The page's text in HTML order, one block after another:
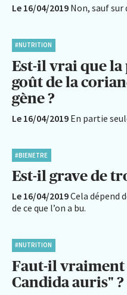
Le 16/04/2019 Non, sauf sur
#NUTRITION
Est-il vrai que
goût de la
gène ?
Le 16/04/2019 En partie
#BIENETRE
Est-il grave de
Le 16/04/2019Cela dépend
de ce que l’on a bu.
#NUTRITION
Faut-il
Candida auris" ?